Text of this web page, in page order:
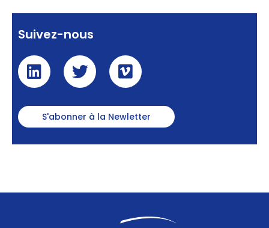
Suivez-nous
S'abonner à la Newletter